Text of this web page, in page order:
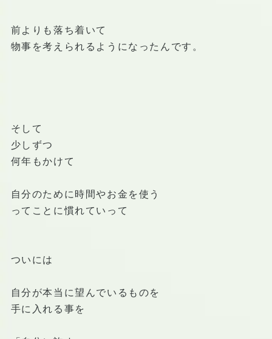
前よりも落ち着いて
物事を考えられるようになったんです。
そして
少しずつ
何年もかけて
自分のために時間やお金を使う
ってことに慣れていって
ついには
自分が本当に望んでいるものを
手に入れる事を